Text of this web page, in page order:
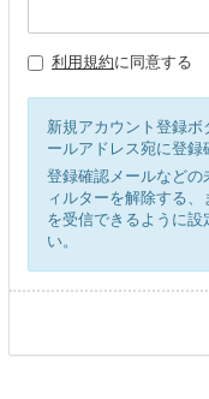
利用規約に同意する
新規アカウント登録
ールアドレス宛に登録
登録確認メールなどの
ィルターを解除する
を受信できるように設
い。